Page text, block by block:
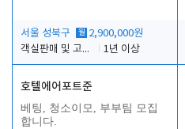
서울 성북구 월 2,900,000원
객실판매 및 고객응대
1년 이상
호텔에어포트준
베팅, 청소이모, 부부팀 모집
합니다.